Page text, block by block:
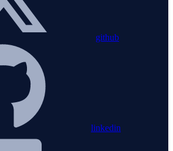
github
linkedin